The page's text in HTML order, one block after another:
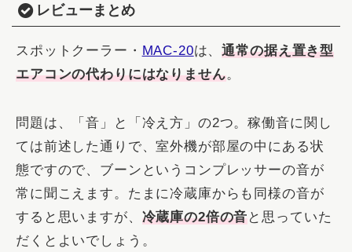
レビューまとめ
スポットクーラー・ MAC‐20は、通常の据え置き型
エアコンの代わりにはなりません。
問題は、「音」と「冷え方」の2つ。稼働音に関し
ては前述した通りで、室外機が部屋の中にある状
態ですので、ブーンというコンプレッサーの音が
常に聞こえます。たまに冷蔵庫からも同様の音が
すると思いますが、 冷蔵庫の2倍の音と思っていた
だくとよいでしょう。